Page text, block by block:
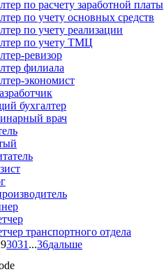
по расчету заработной платы
по учету основных средств
по учету реализации
по учету ТМЦ
ревизор
филиала
экономист
бухгалтер
врач
транспортного отдела
3031 ...36дальше